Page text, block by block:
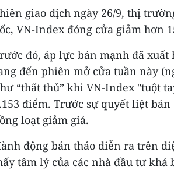
giao dịch ngày 26/9, thị
VN-Index đóng cửa giảm hơn
đó, áp lực bán mạnh đã
đến phiên mở cửa tuần này
“thất thủ” khi VN-Index "tuột
điểm. Trước sự quyết liệt
loạt giảm giá.
động bán tháo diễn ra trên
tâm lý của các nhà đầu tư